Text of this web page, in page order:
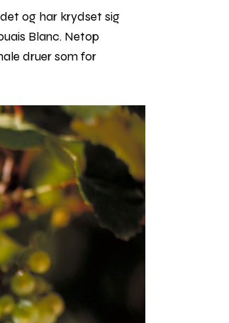
og har krydset sig
Blanc. Netop
druer som for